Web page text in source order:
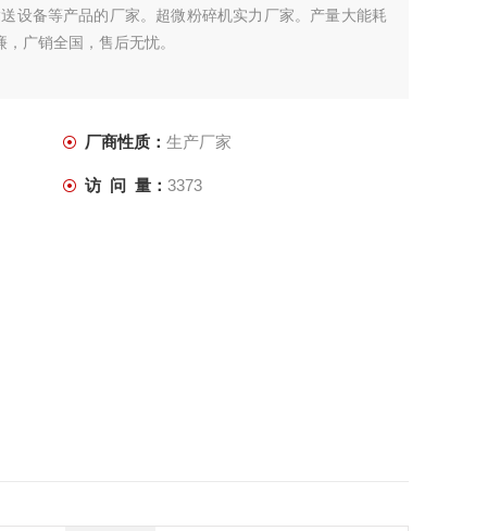
设备等产品的厂家。超微粉碎机实力厂家。产量大能耗
广销全国，售后无忧。
厂商性质： 生产厂家
访 问 量： 3373